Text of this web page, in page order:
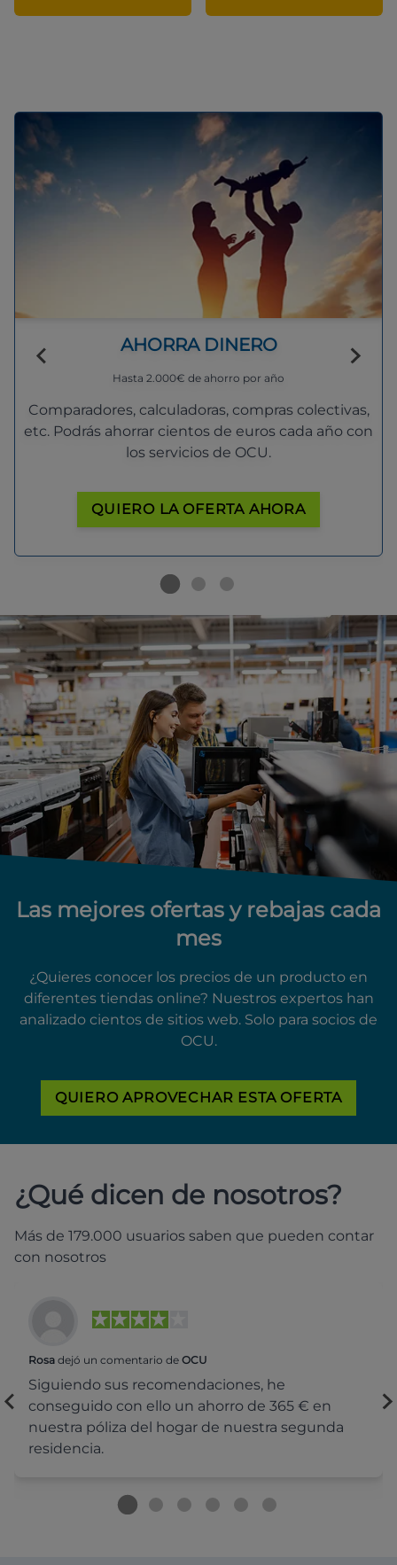
AHORRA DINERO
Hasta 2.000€ de ahorro por año
Comparadores, calculadoras, compras colectivas,
etc. Podrás ahorrar cientos de euros cada año con
los servicios de OCU.
QUIERO LA OFERTA AHORA
Las mejores ofertas y rebajas cada
mes
¿Quieres conocer los precios de un producto en
diferentes tiendas online? Nuestros expertos han
analizado cientos de sitios web. Solo para socios de
OCU.
QUIERO APROVECHAR ESTA OFERTA
¿Qué dicen de nosotros?
Más de 179.000 usuarios saben que pueden contar
con nosotros
Rosa dejó un comentario de OCU
Siguiendo sus recomendaciones, he
conseguido con ello un ahorro de 365 € en
nuestra póliza del hogar de nuestra segunda
residencia.